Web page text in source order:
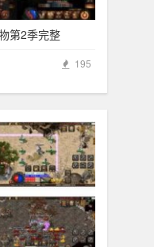
第2季完整
195